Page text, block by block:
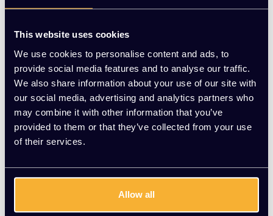
This website uses cookies
We use cookies to personalise content and ads, to
provide social media features and to analyse our traffic.
We also share information about your use of our site with
our social media, advertising and analytics partners who
may combine it with other information that you’ve
provided to them or that they’ve collected from your use
of their services.
Allow all
btw
Meerdere varianten beschikbaar